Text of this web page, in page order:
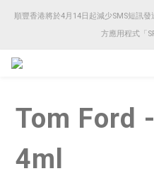
順豐香港將於4月14日起減少SMS短訊
方應用程式「
順豐香港將於4月14日起減少SMS短訊
方應用程式「
順豐香港將於4月14日起減少SMS短訊
Tom Ford
4ml